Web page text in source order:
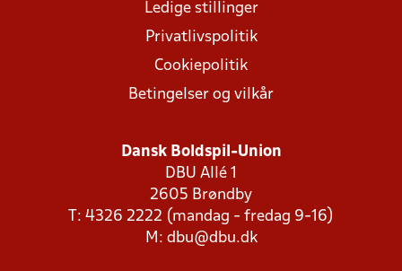
Ledige stillinger
Privatlivspolitik
Cookiepolitik
Betingelser og vilkår
Dansk Boldspil-Union
DBU Allé 1
2605 Brøndby
T: 4326 2222 (mandag - fredag 9-16)
M: dbu@dbu.dk